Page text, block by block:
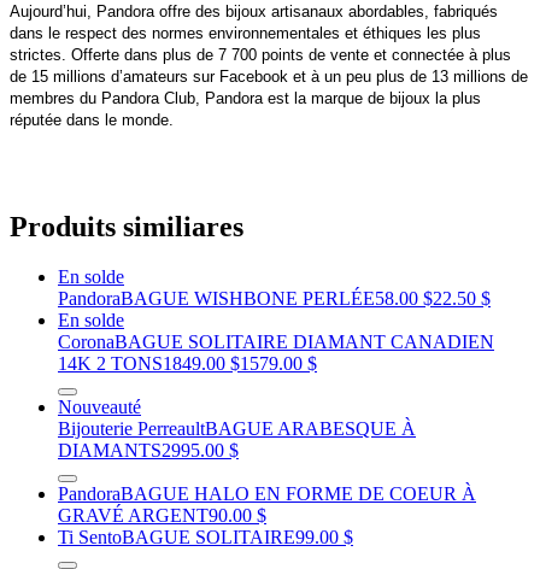
Aujourd’hui, Pandora offre des bijoux artisanaux abordables, fabriqués
dans le respect des normes environnementales et éthiques les plus
strictes. Offerte dans plus de 7 700 points de vente et connectée à plus
de 15 millions d’amateurs sur Facebook et à un peu plus de 13 millions de
membres du Pandora Club, Pandora est la marque de bijoux la plus
réputée dans le monde.
Produits similiares
En solde
PandoraBAGUE WISHBONE PERLÉE58.00 $22.50 $
En solde
CoronaBAGUE SOLITAIRE DIAMANT CANADIEN
14K 2 TONS1849.00 $1579.00 $
Nouveauté
Bijouterie PerreaultBAGUE ARABESQUE À
DIAMANTS2995.00 $
PandoraBAGUE HALO EN FORME DE COEUR À
GRAVÉ ARGENT90.00 $
Ti SentoBAGUE SOLITAIRE99.00 $